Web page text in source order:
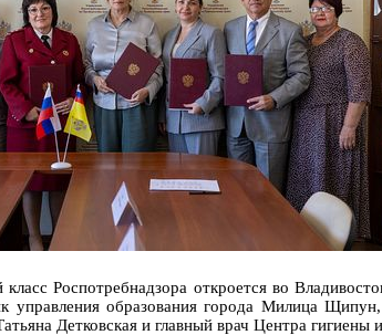
класс Роспотребнадзора откроется во
управления образования города Милица
Детковская и главный врач Центра гигиены